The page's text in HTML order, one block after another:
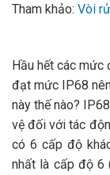
Tham khảo: Vòi
Hầu hết các
đạt mức IP68
này thế nào?
vệ đối với tác
có 6 cấp độ
nhất là cấp độ 6